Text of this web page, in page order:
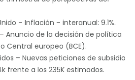
– Inflación – interanual: 9.1%.
Anuncio de la decisión de política
Central europeo (BCE).
– Nuevas peticiones de subsidio
frente a los 235K estimados.